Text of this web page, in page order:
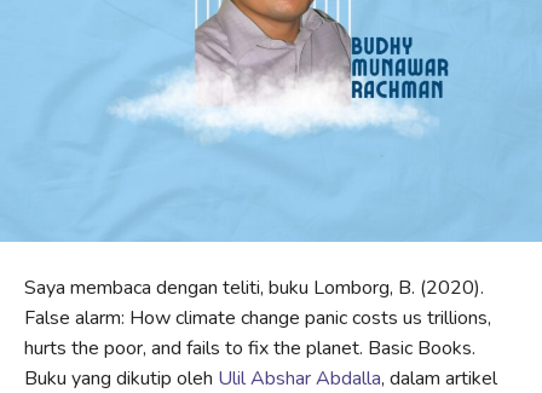
Saya membaca dengan teliti, buku Lomborg, B. (2020).
False alarm: How climate change panic costs us trillions,
hurts the poor, and fails to fix the planet. Basic Books.
Buku yang dikutip oleh Ulil Abshar Abdalla, dalam artikel